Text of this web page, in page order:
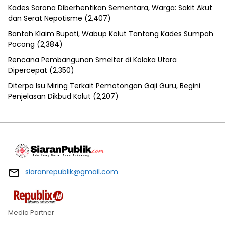
Kades Sarona Diberhentikan Sementara, Warga: Sakit Akut
dan Serat Nepotisme (2,407)
Bantah Klaim Bupati, Wabup Kolut Tantang Kades Sumpah
Pocong (2,384)
Rencana Pembangunan Smelter di Kolaka Utara
Dipercepat (2,350)
Diterpa Isu Miring Terkait Pemotongan Gaji Guru, Begini
Penjelasan Dikbud Kolut (2,207)
siaranrepublik@gmail.com
Media Partner